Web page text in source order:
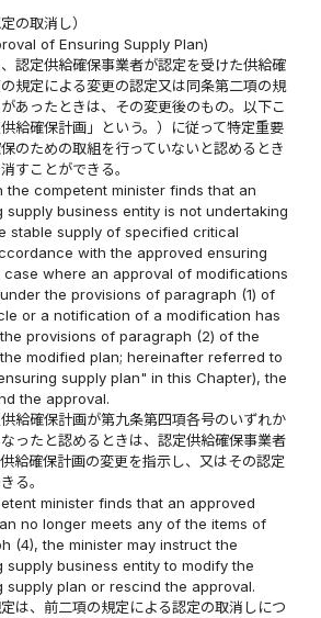
の取消し）
of Ensuring Supply Plan)
認定供給確保事業者が認定を受けた供給確
規定による変更の認定又は同条第二項の規
あったときは、その変更後のもの。以下こ
給確保計画」という。）に従って特定重要
のための取組を行っていないと認めるとき
すことができる。
the competent minister finds that an
supply business entity is not undertaking
stable supply of specified critical
with the approved ensuring
where an approval of modifications
the provisions of paragraph (1) of
or a notification of a modification has
provisions of paragraph (2) of the
modified plan; hereinafter referred to
supply plan" in this Chapter), the
the approval.
給確保計画が第九条第四項各号のいずれか
ったと認めるときは、認定供給確保事業者
給確保計画の変更を指示し、又はその認定
る。
minister finds that an approved
no longer meets any of the items of
(4), the minister may instruct the
supply business entity to modify the
supply plan or rescind the approval.
は、前二項の規定による認定の取消しにつ